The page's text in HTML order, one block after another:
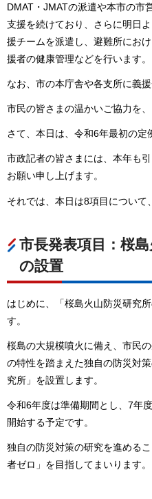
DMAT・JMATの派遣や本市の市
支援を続けており、さらに明日
援チームを派遣し、避難所にお
援者の健康管理などを行います。
なお、市の本庁舎や各支所に義
市民の皆さまの温かいご協力を、
さて、本日は、令和6年最初の定
市政記者の皆さまには、本年も
お願い申し上げます。
それでは、本日は8項目について
市長発表項目：桜
の設置
はじめに、「桜島火山防災研究
す。
桜島の大規模噴火に備え、市民
の特性を踏まえた独自の防災対
究所」を設置します。
令和6年度は準備期間とし、7年
開始する予定です。
独自の防災対策の研究を進める
者ゼロ」を目指してまいります。